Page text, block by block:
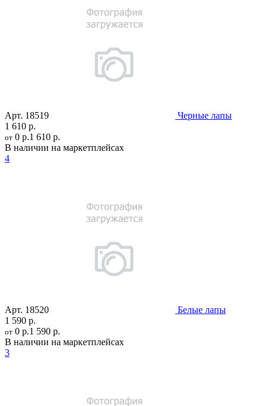
Арт. 18519
Черные лапы
1 610 р.
от 0 р.1 610 р.
В наличии на маркетплейсах
4
Арт. 18520
Белые лапы
1 590 р.
от 0 р.1 590 р.
В наличии на маркетплейсах
3